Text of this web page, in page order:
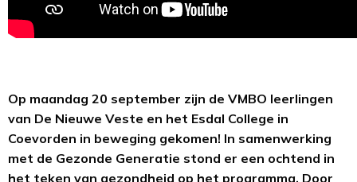
Op maandag 20 september zijn de VMBO leerlingen
van De Nieuwe Veste en het Esdal College in
Coevorden in beweging gekomen! In samenwerking
met de Gezonde Generatie stond er een ochtend in
het teken van gezondheid op het programma. Door